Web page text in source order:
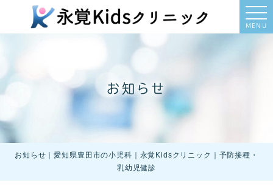
MENU
お知らせ
お知らせ｜愛知県豊田市の小児科｜永覚Kidsクリニック｜予防接種・
乳幼児健診